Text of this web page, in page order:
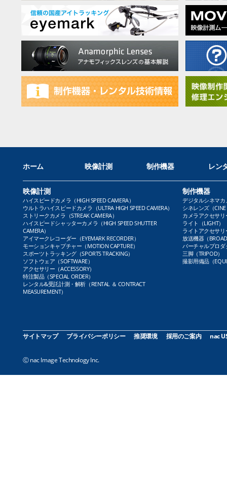
ホーム 映像計測 制作機器 レン
映像計測
ハイスピードカメラ（HIGH SPEED CAMERA）
ウルトラハイスピードカメラ（ULTRA HIGH SPEED CAMERA）
ストリークカメラ（STREAK CAMERA）
ハイスピードシャッターカメラ（HIGH SPEED SHUTTER
CAMERA）
アイマークレコーダー（EYEMARK RECORDER）
モーションキャプチャー（MOTION CAPTURE）
スポーツトラッキング（SPORTS TRACKING）
ソフトウェア（SOFTWARE）
アクセサリー（ACCESSORY）
特注製品（SPECIAL ORDER）
レンタル&受託計測・解析（RENTAL ＆ CONTRACT
MEASUREMENT）
制作機器
デジタルシネマカ
シネレンズ（CINE
カメラアクセサリ
ライト（LIGHT）
ライトアクセサリ
放送機器（
バーチャルプロダ
三脚（TRIPOD）
撮影用備品（
サイトマップ プライバシーポリシー 推奨環境 採用のご案内 nac
Ⓒ nac Image Technology Inc.